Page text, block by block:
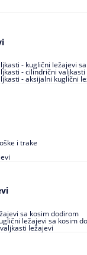
- kuglični ležajevi
- cilindrični
- aksijalni kuglični
i trake
sa kosim dodirom
ležajevi sa kosim
ležajevi